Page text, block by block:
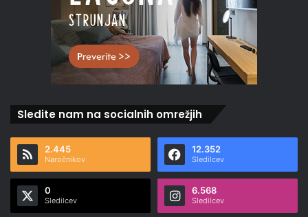
Sledite nam na socialnih omrežjih
2.445
Naročnikov
12.352
Sledilcev
0
Sledilcev
6.568
Sledilcev